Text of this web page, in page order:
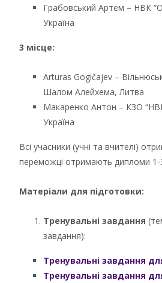
Грабовський Артем – НВК
Україна
3 місце:
Arturas Gogičajev –
Шалом Алейхема, Литва
Макаренко Антон – КЗО
Україна
Всі учасники (учні та вчителі)
переможці отримають дипломи 1-
Матеріали для підготовки:
Тренувальні завдання
завдання):
Тренувальні завдання
Тренувальні завдання